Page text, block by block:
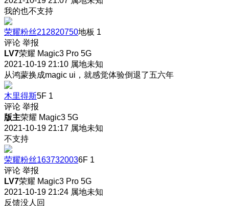
我的也不支持
荣耀粉丝212820750地板 1
评论 举报
LV7荣耀 Magic3 Pro 5G
2021-10-19 21:10 属地未知
从鸿蒙换成magic ui，就感觉体验倒退了五六年
木里得斯5F 1
评论 举报
版主荣耀 Magic3 5G
2021-10-19 21:17 属地未知
不支持
荣耀粉丝1637320036F 1
评论 举报
LV7荣耀 Magic3 Pro 5G
2021-10-19 21:24 属地未知
反馈没人回